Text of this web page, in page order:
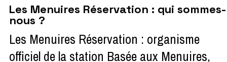
Les Menuires Réservation : qui sommes-
nous ?
Les Menuires Réservation : organisme
officiel de la station Basée aux Menuires,